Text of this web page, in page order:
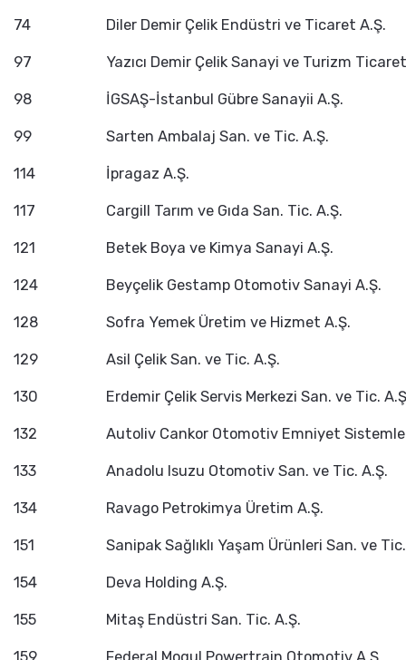
74 Diler Demir Çelik Endüstri ve Ticaret A.Ş.
97 Yazıcı Demir Çelik Sanayi ve Turizm
98 İGSAŞ-İstanbul Gübre Sanayii A.Ş.
99 Sarten Ambalaj San. ve Tic. A.Ş.
114 İpragaz A.Ş.
117 Cargill Tarım ve Gıda San. Tic. A.Ş.
121 Betek Boya ve Kimya Sanayi A.Ş.
124 Beyçelik Gestamp Otomotiv Sanayi A.Ş.
128 Sofra Yemek Üretim ve Hizmet A.Ş.
129 Asil Çelik San. ve Tic. A.Ş.
130 Erdemir Çelik Servis Merkezi San. ve Tic.
132 Autoliv Cankor Otomotiv Emniyet
133 Anadolu Isuzu Otomotiv San. ve Tic. A.Ş.
134 Ravago Petrokimya Üretim A.Ş.
151 Sanipak Sağlıklı Yaşam Ürünleri San. ve
154 Deva Holding A.Ş.
155 Mitaş Endüstri San. Tic. A.Ş.